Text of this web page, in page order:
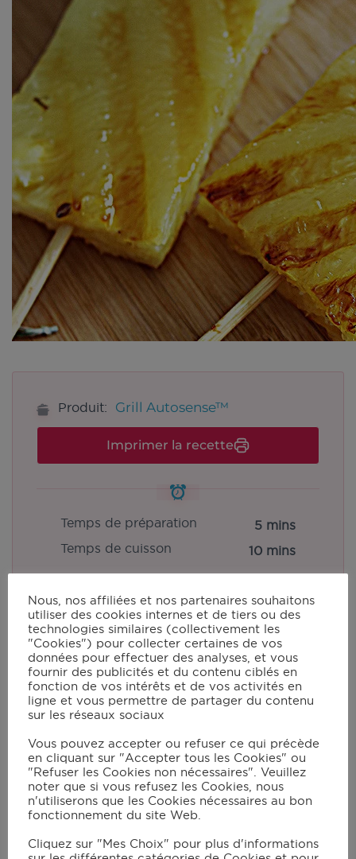
Produit: Grill Autosense™
Imprimer la recette
Temps de préparation
5 mins
Temps de cuisson
10 mins
Portions: 10
Ingrédients Cook Mode
10 g de beurre
sucre roux
bâtonnets de glace ou petits pics à brochettes
Nous, nos affiliées et nos partenaires souhaitons
utiliser des cookies internes et de tiers ou des
technologies similaires (collectivement les
"Cookies") pour collecter certaines de vos
données pour effectuer des analyses, et vous
fournir des publicités et du contenu ciblés en
fonction de vos intérêts et de vos activités en
ligne et vous permettre de partager du contenu
sur les réseaux sociaux
Vous pouvez accepter ou refuser ce qui précède
en cliquant sur "Accepter tous les Cookies" ou
"Refuser les Cookies non nécessaires". Veuillez
noter que si vous refusez les Cookies, nous
n'utiliserons que les Cookies nécessaires au bon
fonctionnement du site Web.
Cliquez sur "Mes Choix" pour plus d'informations